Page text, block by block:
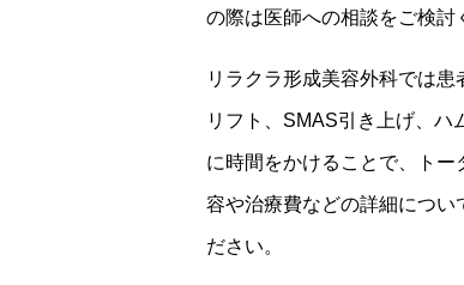
の際は医師への相談をご検討
リラクラ形成美容外科では
リフト、SMAS引き上げ、
に時間をかけることで、ト
容や治療費などの詳細につい
ださい。